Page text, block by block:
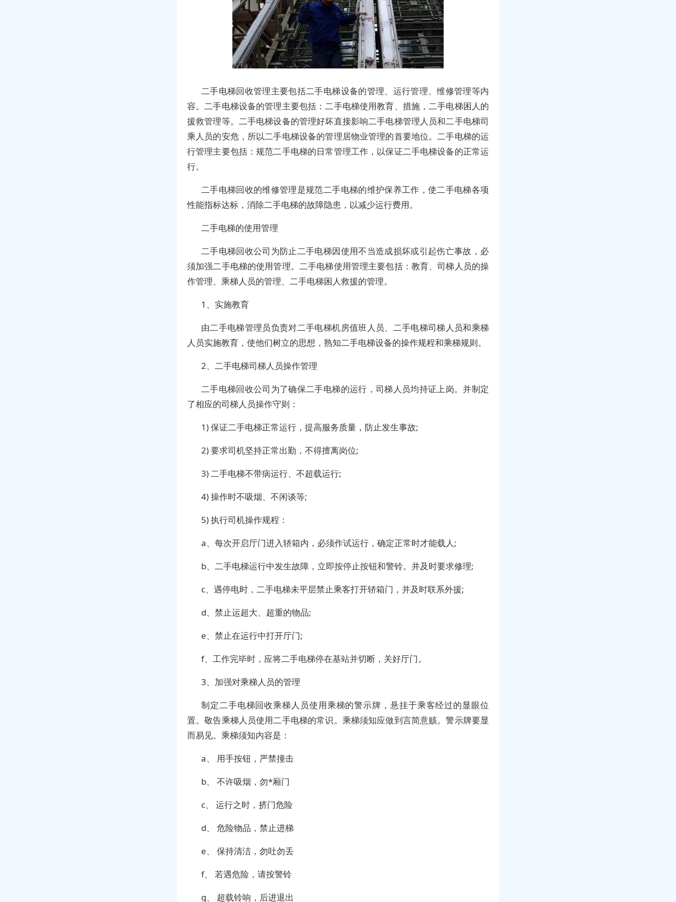
二手电梯回收管理主要包括二手电梯设备的管理、运行管理、维修管理等内
容。二手电梯设备的管理主要包括：二手电梯使用教育、措施，二手电梯困人的
援救管理等。二手电梯设备的管理好坏直接影响二手电梯管理人员和二手电梯司
乘人员的安危，所以二手电梯设备的管理居物业管理的首要地位。二手电梯的运
行管理主要包括：规范二手电梯的日常管理工作，以保证二手电梯设备的正常运
行。
二手电梯回收的维修管理是规范二手电梯的维护保养工作，使二手电梯各项
性能指标达标，消除二手电梯的故障隐患，以减少运行费用。
二手电梯的使用管理
二手电梯回收公司为防止二手电梯因使用不当造成损坏或引起伤亡事故，必
须加强二手电梯的使用管理。二手电梯使用管理主要包括：教育、司梯人员的操
作管理、乘梯人员的管理、二手电梯困人救援的管理。
1、实施教育
由二手电梯管理员负责对二手电梯机房值班人员、二手电梯司梯人员和乘梯
人员实施教育，使他们树立的思想，熟知二手电梯设备的操作规程和乘梯规则。
2、二手电梯司梯人员操作管理
二手电梯回收公司为了确保二手电梯的运行，司梯人员均持证上岗。并制定
了相应的司梯人员操作守则：
1) 保证二手电梯正常运行，提高服务质量，防止发生事故;
2) 要求司机坚持正常出勤，不得擅离岗位;
3) 二手电梯不带病运行、不超载运行;
4) 操作时不吸烟、不闲谈等;
5) 执行司机操作规程：
a、每次开启厅门进入轿箱内，必须作试运行，确定正常时才能载人;
b、二手电梯运行中发生故障，立即按停止按钮和警铃。并及时要求修理;
c、遇停电时，二手电梯未平层禁止乘客打开轿箱门，并及时联系外援;
d、禁止运超大、超重的物品;
e、禁止在运行中打开厅门;
f、工作完毕时，应将二手电梯停在基站并切断，关好厅门。
3、加强对乘梯人员的管理
制定二手电梯回收乘梯人员使用乘梯的警示牌，悬挂于乘客经过的显眼位
置。敬告乘梯人员使用二手电梯的常识。乘梯须知应做到言简意赅。警示牌要显
而易见。乘梯须知内容是：
a、 用手按钮，严禁撞击
b、 不许吸烟，勿*厢门
c、 运行之时，挤门危险
d、 危险物品，禁止进梯
e、 保持清洁，勿吐勿丢
f、 若遇危险，请按警铃
g、 超载铃响，后进退出